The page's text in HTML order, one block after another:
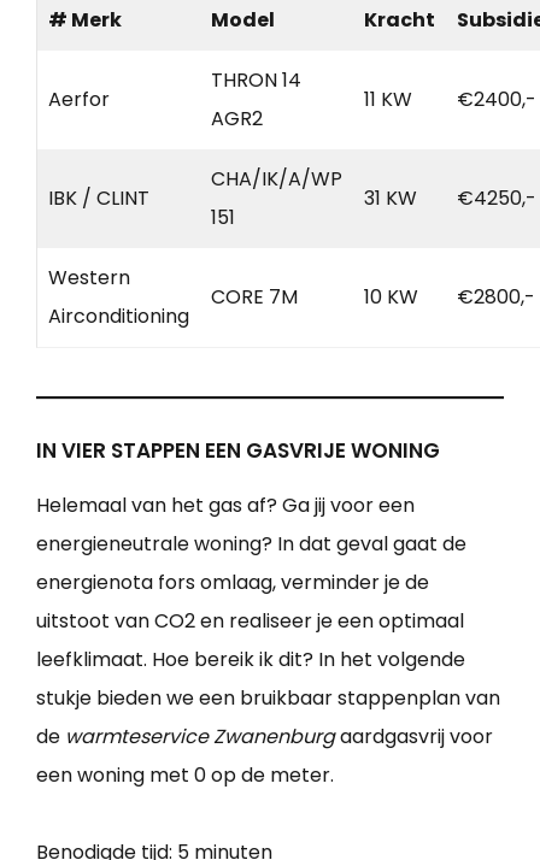
# Merk Model Kracht
Aerfor
THRON 14
AGR2
11 KW €2400,-
IBK / CLINT
CHA/IK/A/WP
151
31 KW €4250,-
Western
Airconditioning
CORE 7M 10 KW €2800,-
IN VIER STAPPEN EEN GASVRIJE WONING
Helemaal van het gas af? Ga jij voor een
energieneutrale woning? In dat geval gaat de
energienota fors omlaag, verminder je de
uitstoot van CO2 en realiseer je een optimaal
leefklimaat. Hoe bereik ik dit? In het volgende
stukje bieden we een bruikbaar stappenplan van
de warmteservice Zwanenburgaardgasvrij voor
een woning met 0 op de meter.
Benodigde tijd: 5 minuten